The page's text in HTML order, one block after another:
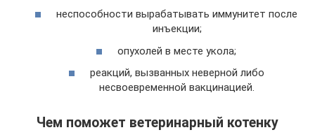
неспособности вырабатывать иммунитет после
инъекции;
опухолей в месте укола;
реакций, вызванных неверной либо
несвоевременной вакцинацией.
Чем поможет ветеринарный котенку